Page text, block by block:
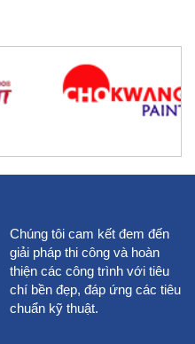
Chúng tôi cam kết đem đến
giải pháp thi công và hoàn
thiện các công trình với tiêu
chí bền đẹp, đáp ứng các tiêu
chuẩn kỹ thuật.